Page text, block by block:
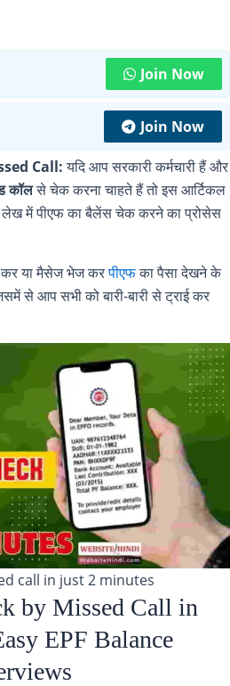
Join Now
Join Now
Call:यदि आप सरकारी कर्मचारी हैं और
कॉलसे चेक करना चाहते हैं तो इस आर्टिकल
में पीएफ का बैलेंस चेक करने का प्रोसेस
या मैसेज भेज करपीएफका पैसा देखने के
से आप सभी को बारी-बारी से ट्राई कर
call in just 2 minutes
by Missed Call in
EPF Balance